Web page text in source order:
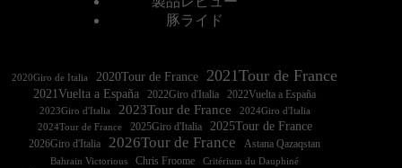
豚ライド
2020Giro de Italia 2020Tour de France 2021Tour de France
2021Vuelta a España 2022Vuelta a España
2023Giro d'Italia 2023Tour de France
2024Tour de France
2025Giro d'Italia 2025Tour de France
2026Giro d'Italia 2026Tour de France Astana Qazaqstan
Bahrain Victorious Chris Froome Critérium du Dauphiné